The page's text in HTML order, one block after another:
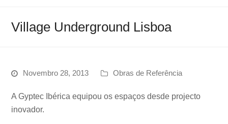
Village Underground Lisboa
Novembro 28, 2013 Obras de Referência
A Gyptec Ibérica equipou os espaços desde projecto
inovador.